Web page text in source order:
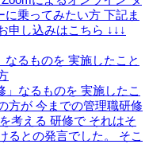
るものを 実施したこと